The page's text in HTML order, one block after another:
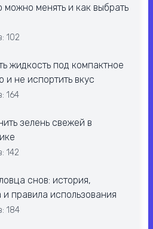
можно менять и как выбрать
102
жидкость под компактное
и не испортить вкус
164
зелень свежей в
142
снов: история,
и правила использования
184